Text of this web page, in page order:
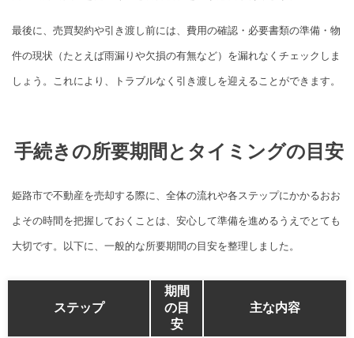
最後に、売買契約や引き渡し前には、費用の確認・必要書類の準備・物
件の現状（たとえば雨漏りや欠損の有無など）を漏れなくチェックしま
しょう。これにより、トラブルなく引き渡しを迎えることができます。
手続きの所要期間とタイミングの目安
姫路市で不動産を売却する際に、全体の流れや各ステップにかかるおお
よその時間を把握しておくことは、安心して準備を進めるうえでとても
大切です。以下に、一般的な所要期間の目安を整理しました。
ステップ
期間
の目
安
主な内容